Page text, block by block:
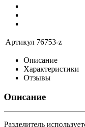
Артикул 76753-z
Описание
Характеристики
Отзывы
Описание
Разделитель